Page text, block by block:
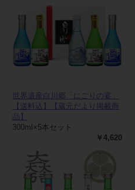
世界遺産白川郷「にごりの宴」
【送料込】【蔵元だより掲載商
品】
300ml×5本セット
￥4,620